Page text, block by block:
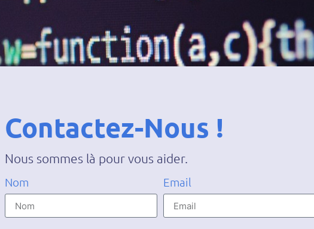
Contactez-Nous !
Nous sommes là pour vous aider.
Nom Email